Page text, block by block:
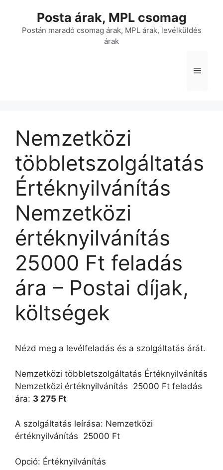
tartalomba
Posta árak, MPL csomag
Postán maradó csomag árak, MPL árak, levélküldés
árak
Menü
Nemzetközi
többletszolgáltatás
Értéknyilvánítás
Nemzetközi
értéknyilvánítás 
25000 Ft feladás
ára – Postai díjak,
költségek
Nézd meg a levélfeladás és a szolgáltatás árát.
Nemzetközi többletszolgáltatás Értéknyilvánítás
Nemzetközi értéknyilvánítás  25000 Ft feladás
ára: 3 275 Ft
A szolgáltatás leírása: Nemzetközi
értéknyilvánítás  25000 Ft
Opció: Értéknyilvánítás